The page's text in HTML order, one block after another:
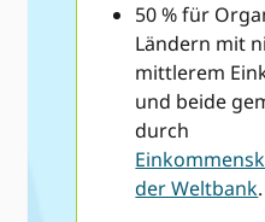
50 % für
Ländern mit
mittlerem
und beide
durch
der Weltbank.